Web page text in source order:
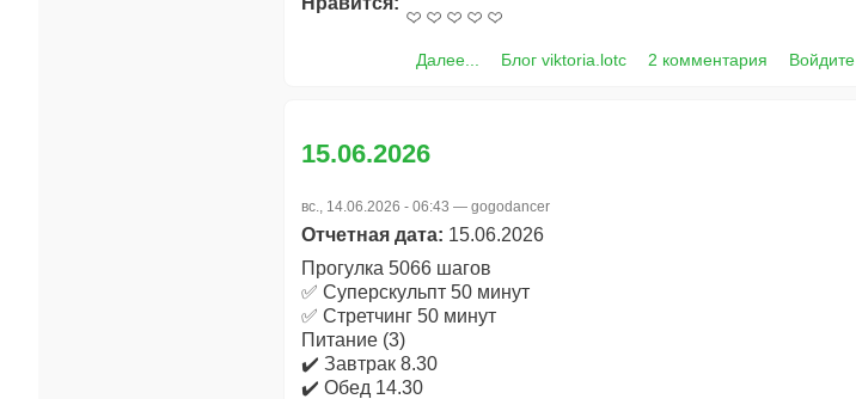
Далее... Блог viktoria.lotc 2 комментария Войдите
15.06.2026
вс., 14.06.2026 - 06:43 — gogodancer
Отчетная дата: 15.06.2026
Прогулка 5066 шагов
✅ Суперскульпт 50 минут
✅ Стретчинг 50 минут
Питание (3)
✔️ Завтрак 8.30
✔️ Обед 14.30